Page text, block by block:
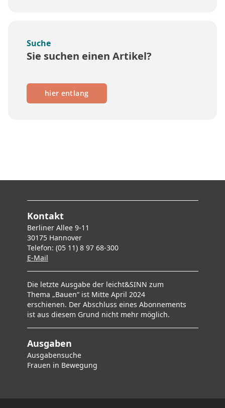
Suche
Sie suchen einen Artikel?
hier entlang
Kontakt
Berliner Allee 9-11
30175 Hannover
Telefon: (05 11) 8 97 68-300
E-Mail
Die letzte Ausgabe der leicht&SINN zum
Thema „Bauen“ ist Mitte April 2024
erschienen. Der Abschluss eines Abonnements
ist aus diesem Grund nicht mehr möglich.
Ausgaben
Ausgabensuche
Frauen in Bewegung